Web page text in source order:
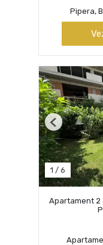
Pipera,
1 / 6
Previous
Apartament 2